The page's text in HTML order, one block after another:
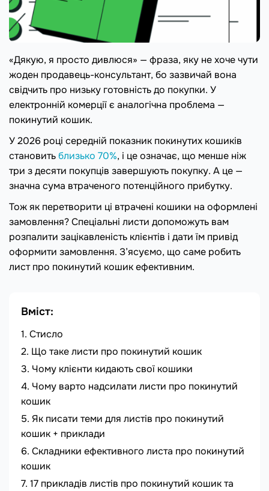
«Дякую, я просто дивлюся» — фраза, яку не хоче чути
жоден продавець-консультант, бо зазвичай вона
свідчить про низьку готовність до покупки. У
електронній комерції є аналогічна проблема —
покинутий кошик.
У 2026 році середній показник покинутих кошиків
становитьблизько 70%, і це означає, що менше ніж
три з десяти покупців завершують покупку. А це —
значна сума втраченого потенційного прибутку.
Тож як перетворити ці втрачені кошики на оформлені
замовлення? Спеціальні листи допоможуть вам
розпалити зацікавленість клієнтів і дати їм привід
оформити замовлення. З’ясуємо, що саме робить
лист про покинутий кошик ефективним.
Вміст:
Стисло
Що таке листи про покинутий кошик
Чому клієнти кидають свої кошики
Чому варто надсилати листи про покинутий
кошик
Як писати теми для листів про покинутий
кошик + приклади
Складники ефективного листа про покинутий
кошик
17 прикладів листів про покинутий кошик та